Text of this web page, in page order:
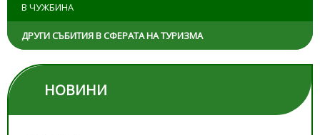
В ЧУЖБИНА
ДРУГИ СЪБИТИЯ В СФЕРАТА НА ТУРИЗМА
НОВИНИ